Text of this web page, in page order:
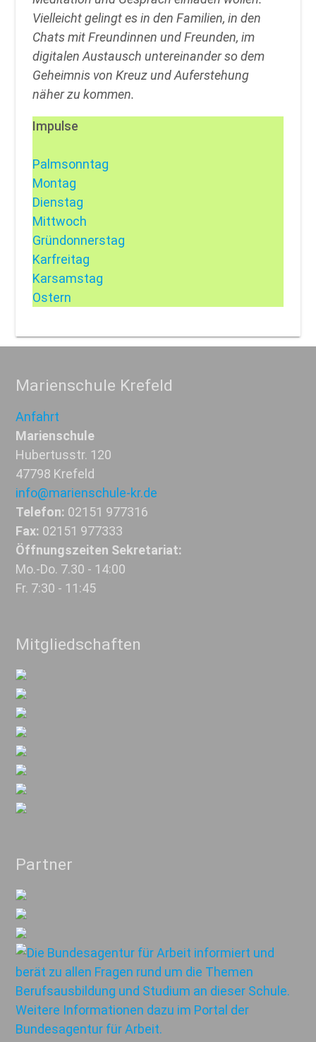
Vielleicht gelingt es in den Familien, in den
Chats mit Freundinnen und Freunden, im
digitalen Austausch untereinander so dem
Geheimnis von Kreuz und Auferstehung
näher zu kommen.
Impulse
Palmsonntag
Montag
Dienstag
Mittwoch
Gründonnerstag
Karfreitag
Karsamstag
Ostern
Marienschule Krefeld
Anfahrt
Marienschule
Hubertusstr. 120
47798 Krefeld
info@marienschule-kr.de
Telefon: 02151 977316
Fax: 02151 977333
Öffnungszeiten Sekretariat:
Mo.-Do. 7.30 - 14:00
Fr. 7:30 - 11:45
Mitgliedschaften
Partner